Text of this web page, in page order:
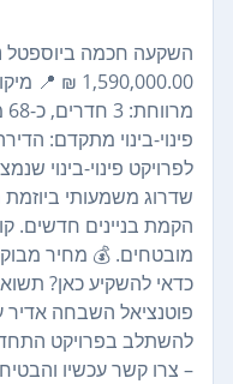
השקעה חכמה ביוספטל
פינוי-בינוי מתקדם:
לפרויקט פינוי-בינוי
שדרוג משמעותי
פוטנציאל השבחה אדיר
להשתלב בפרויקט
– צרו קשר עכשיו